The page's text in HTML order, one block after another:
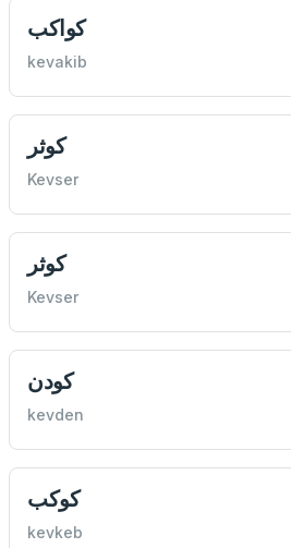
كواكب
kevakib
كوثر
Kevser
كوثر
Kevser
كودن
kevden
كوكب
kevkeb